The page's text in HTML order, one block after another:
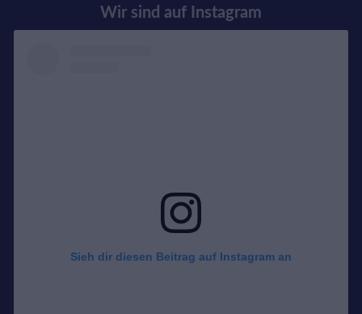
Wir sind auf Instagram
Sieh dir diesen Beitrag auf Instagram an